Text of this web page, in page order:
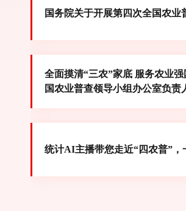
国务院关于开展第四次全国农业
全面摸清“三农”家底 服务农业
国农业普查领导小组办公室负责
统计AI主播带您走近“四农普”，